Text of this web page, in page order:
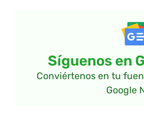
Síguenos en
Conviértenos en tu
Google